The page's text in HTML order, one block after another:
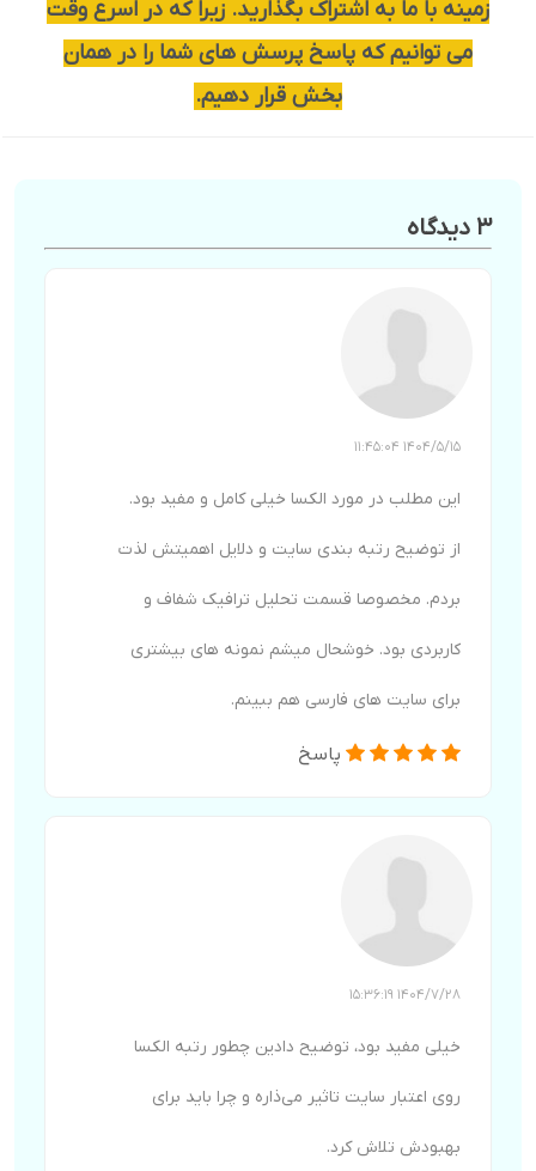
زمینه با ما به اشتراک بگذارید. زیرا که در اسرع وقت
می توانیم که پاسخ پرسش های شما را در همان
بخش قرار دهیم.
3 دیدگاه
1404/5/15 11:45:04
این مطلب در مورد الکسا خیلی کامل و مفید بود.
از توضیح رتبه بندی سایت و دلایل اهمیتش لذت
بردم. مخصوصا قسمت تحلیل ترافیک شفاف و
کاربردی بود. خوشحال میشم نمونه های بیشتری
برای سایت های فارسی هم ببینم.
پاسخ
1404/7/28 15:36:19
خیلی مفید بود، توضیح دادین چطور رتبه الکسا
روی اعتبار سایت تاثیر می‌ذاره و چرا باید برای
بهبودش تلاش کرد.